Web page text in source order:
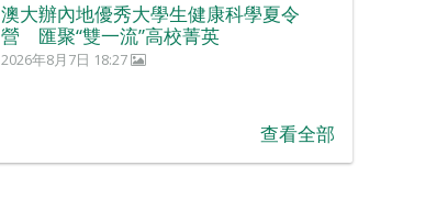
澳大辦內地優秀大學生健康科學夏令
營 匯聚“雙一流”高校菁英
2026年8月7日 18:27
查看全部